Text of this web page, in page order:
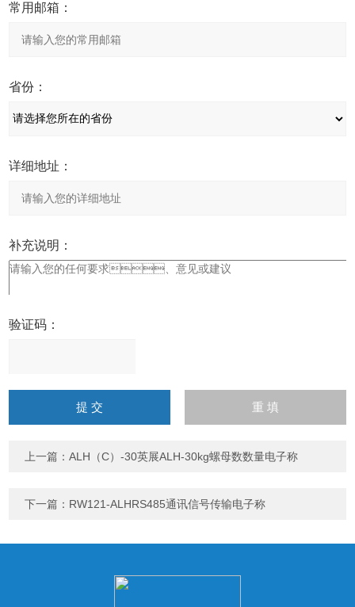
常用邮箱：
省份：
详细地址：
补充说明：
验证码：
字），如：三加四=7
上一篇：ALH（C）-30英展ALH-30kg螺母数数量电子称
下一篇： RW121-ALHRS485通讯信号传输电子称